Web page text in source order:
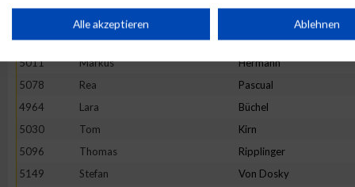
Lennart
5152
Markus Wagner
5011
Markus Hermann
5078
Rea Pascual
4964
Lara Büchel
5030
Tom Kirn
5096
Thomas Ripplinger
5149
Stefan Von Dosky
Speichern von oder Zugriff auf Informationen auf einem
Verwendung reduzierter Daten zur Auswahl von Werbeanzeigen
Verwendung von Profilen zur Auswahl personalisierter Werbung
Alle akzeptieren Ablehnen